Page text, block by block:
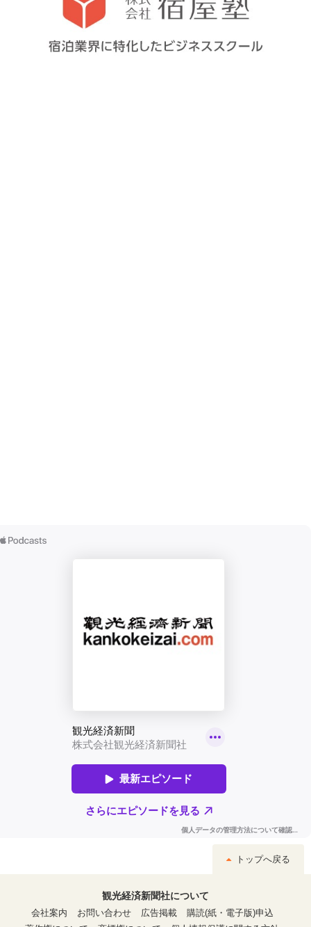
トップへ戻る
観光経済新聞社について
会社案内
お問い合わせ 広告掲載
購読(紙・電子版)申込